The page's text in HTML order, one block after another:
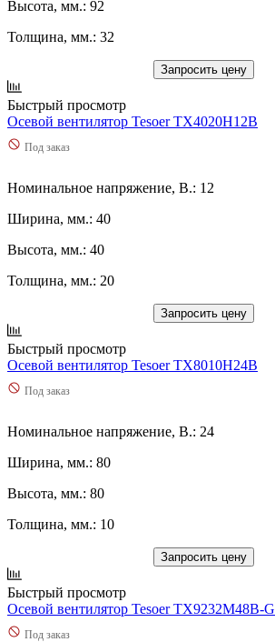
Высота, мм.: 92
Толщина, мм.: 32
Запросить цену
Быстрый просмотр
Осевой вентилятор Tesoer TX4020H12B
Под заказ
Номинальное напряжение, В.: 12
Ширина, мм.: 40
Высота, мм.: 40
Толщина, мм.: 20
Запросить цену
Быстрый просмотр
Осевой вентилятор Tesoer TX8010H24B
Под заказ
Номинальное напряжение, В.: 24
Ширина, мм.: 80
Высота, мм.: 80
Толщина, мм.: 10
Запросить цену
Быстрый просмотр
Осевой вентилятор Tesoer TX9232M48B-G
Под заказ